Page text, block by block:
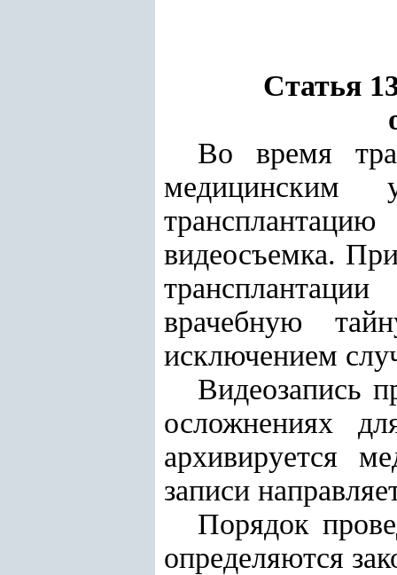
Статья
Во время
медицинским
видеосъемка.
врачебную
исключением
Видеозапись
осложнениях
архивируется
записи
Порядок
определяются